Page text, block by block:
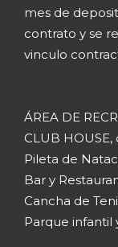
mes de
contrato y se
vinculo
ÁREA DE
CLUB HOUSE,
Pileta de
Bar y
Cancha de
Parque infantil